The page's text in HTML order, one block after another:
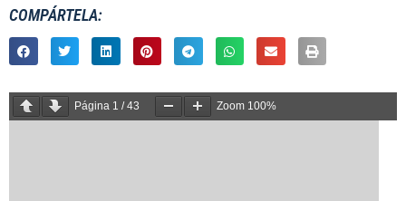
COMPÁRTELA:
Página 1 /43 Zoom 100%